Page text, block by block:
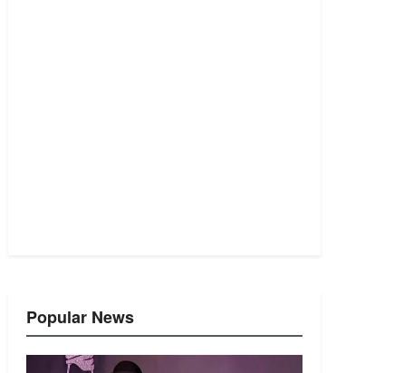
Popular News